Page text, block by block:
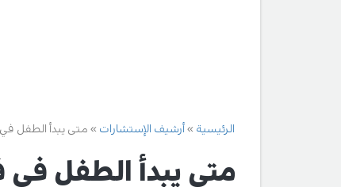
الرئيسية أرشيف الإستشارات متى يبدأ الطفل في
متى يبدأ الطفل في